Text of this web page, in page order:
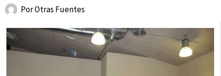
PorOtras Fuentes